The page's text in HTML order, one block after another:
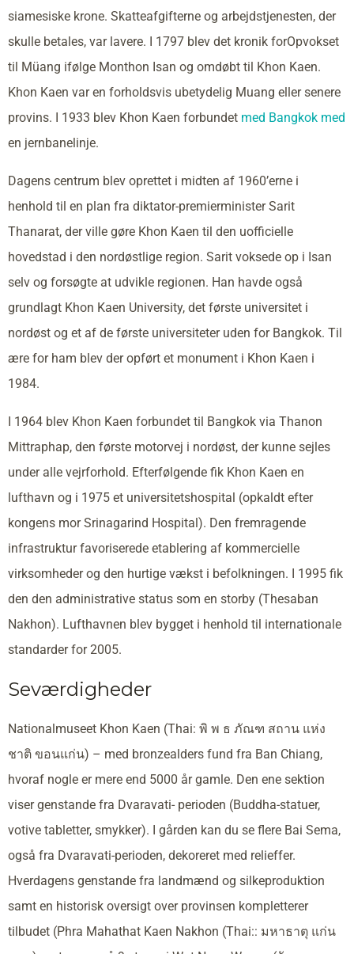
siamesiske krone. Skatteafgifterne og arbejdstjenesten, der
skulle betales, var lavere. I 1797 blev det kronik forOpvokset
til Müang ifølge Monthon Isan og omdøbt til Khon Kaen.
Khon Kaen var en forholdsvis ubetydelig Muang eller senere
provins. I 1933 blev Khon Kaen forbundet med Bangkok med
en jernbanelinje.
Dagens centrum blev oprettet i midten af 1960’erne i
henhold til en plan fra diktator-premierminister Sarit
Thanarat, der ville gøre Khon Kaen til den uofficielle
hovedstad i den nordøstlige region. Sarit voksede op i Isan
selv og forsøgte at udvikle regionen. Han havde også
grundlagt Khon Kaen University, det første universitet i
nordøst og et af de første universiteter uden for Bangkok. Til
ære for ham blev der opført et monument i Khon Kaen i
1984.
I 1964 blev Khon Kaen forbundet til Bangkok via Thanon
Mittraphap, den første motorvej i nordøst, der kunne sejles
under alle vejrforhold. Efterfølgende fik Khon Kaen en
lufthavn og i 1975 et universitetshospital (opkaldt efter
kongens mor Srinagarind Hospital). Den fremragende
infrastruktur favoriserede etablering af kommercielle
virksomheder og den hurtige vækst i befolkningen. I 1995 fik
den den administrative status som en storby (Thesaban
Nakhon). Lufthavnen blev bygget i henhold til internationale
standarder for 2005.
Seværdigheder
Nationalmuseet Khon Kaen (Thai: พิ พ ธ ภัณฑ สถาน แห่ง
ชาติ ขอนแก่น) – med bronzealders fund fra Ban Chiang,
hvoraf nogle er mere end 5000 år gamle. Den ene sektion
viser genstande fra Dvaravati- perioden (Buddha-statuer,
votive tabletter, smykker). I gården kan du se flere Bai Sema,
også fra Dvaravati-perioden, dekoreret med relieffer.
Hverdagens genstande fra landmænd og silkeproduktion
samt en historisk oversigt over provinsen kompletterer
tilbudet (Phra Mahathat Kaen Nakhon (Thai:: มหาธาตุ แก่น